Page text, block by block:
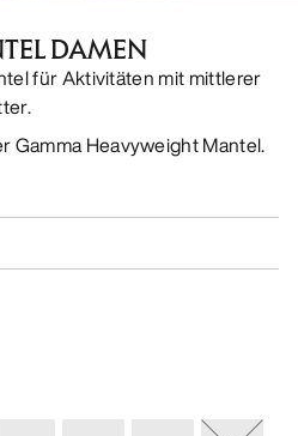
DAMEN
für Aktivitäten mit mittlerer
Gamma Heavyweight Mantel.